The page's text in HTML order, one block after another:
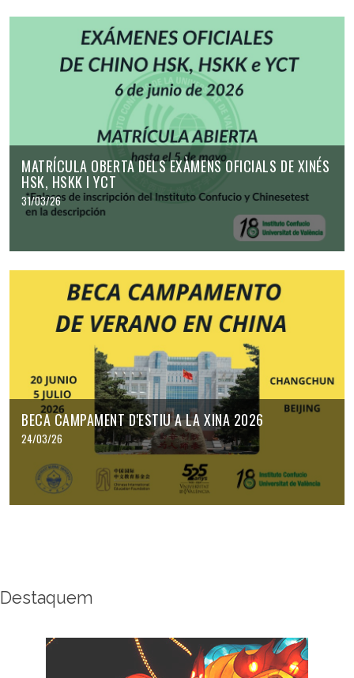
MATRÍCULA OBERTA DELS EXÀMENS OFICIALS DE XINÉS
HSK, HSKK I YCT
31/03/26
BECA CAMPAMENT D'ESTIU A LA XINA 2026
24/03/26
Destaquem